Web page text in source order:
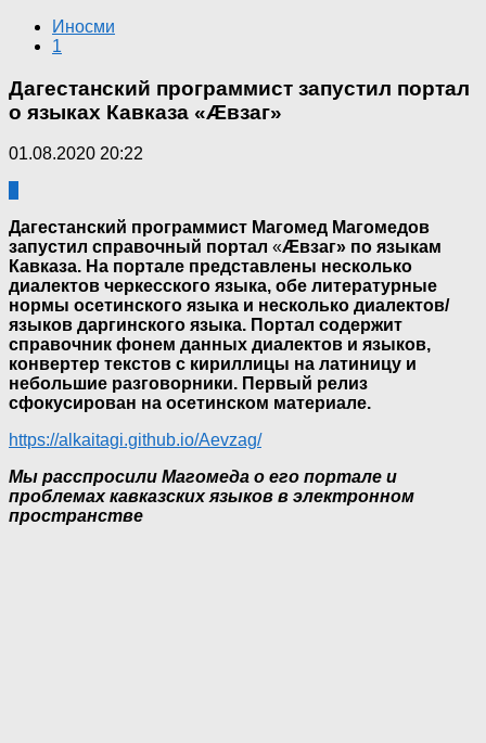
Иносми
1
Дагестанский программист запустил портал
о языках Кавказа «Æвзаг»
01.08.2020 20:22
Дагестанский программист Магомед Магомедов
запустил справочный портал «Æвзаг» по языкам
Кавказа. На портале представлены несколько
диалектов черкесского языка, обе литературные
нормы осетинского языка и несколько диалектов/
языков даргинского языка. Портал содержит
справочник фонем данных диалектов и языков,
конвертер текстов с кириллицы на латиницу и
небольшие разговорники. Первый релиз
сфокусирован на осетинском материале.
https://alkaitagi.github.io/Aevzag/
Мы расспросили Магомеда о его портале и
проблемах кавказских языков в электронном
пространстве